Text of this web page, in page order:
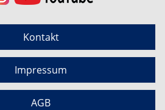
Kontakt
Impressum
AGB